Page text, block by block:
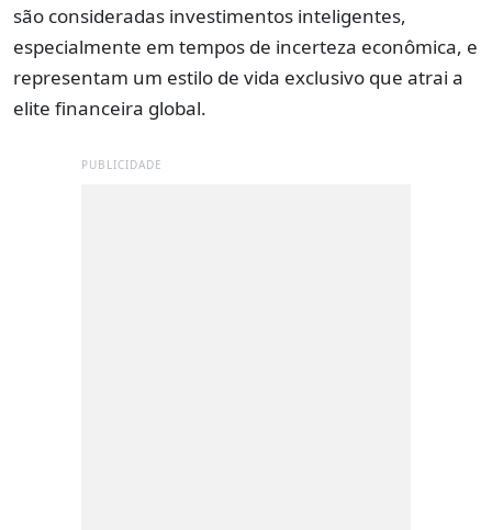
são consideradas investimentos inteligentes,
especialmente em tempos de incerteza econômica, e
representam um estilo de vida exclusivo que atrai a
elite financeira global.
PUBLICIDADE